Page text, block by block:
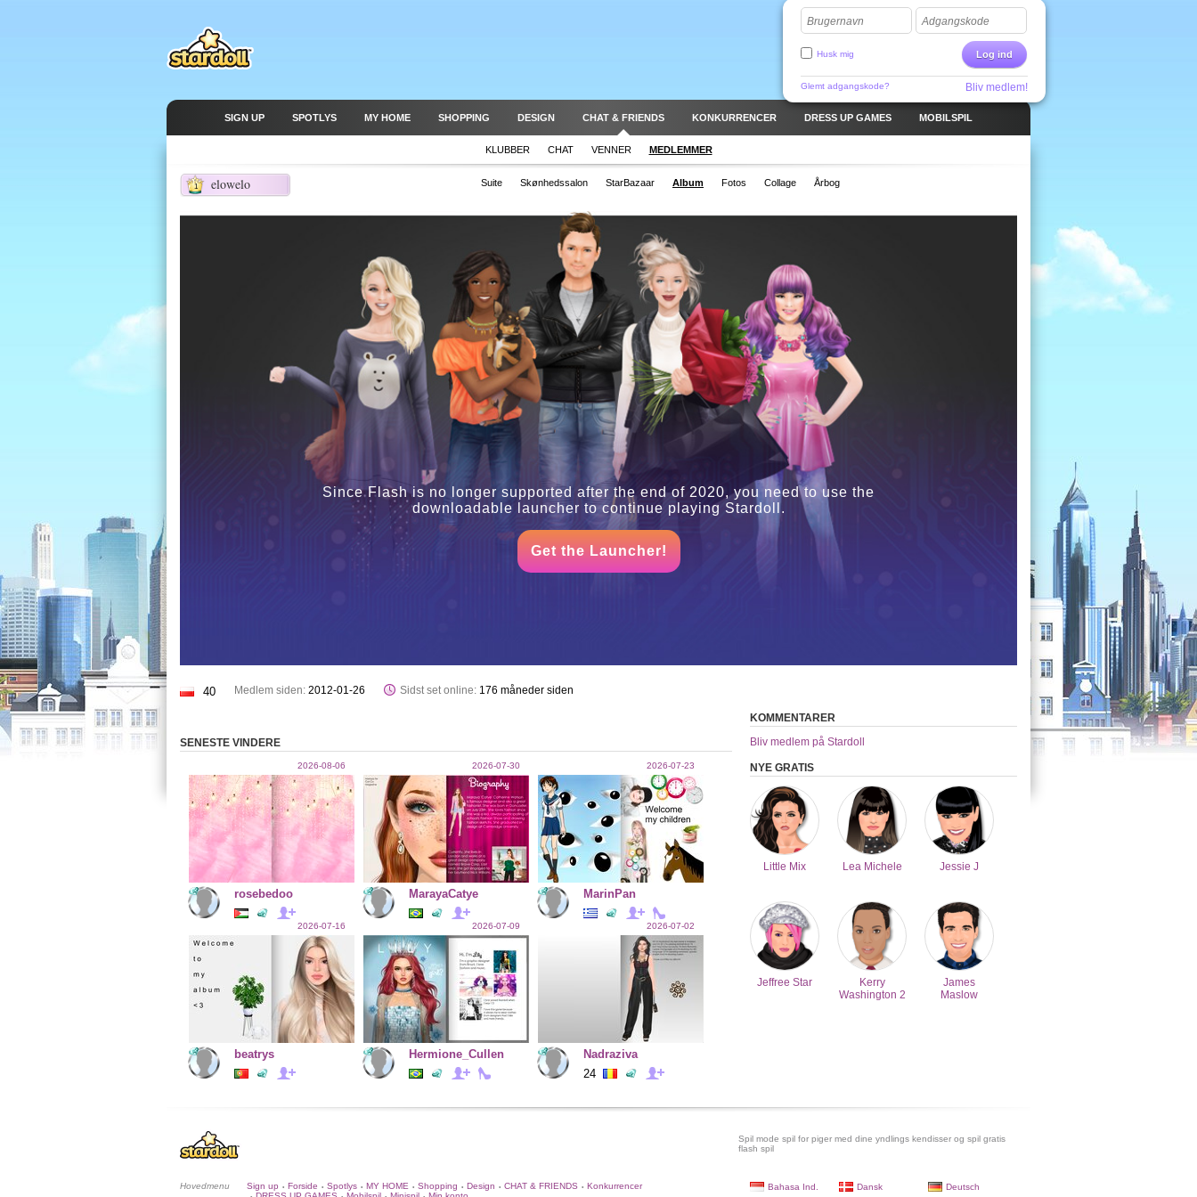
Brugernavn Adgangskode
Log ind
Husk mig
Glemt adgangskode? Bliv medlem!
SIGN UP SPOTLYS MY HOME SHOPPING DESIGN CHAT & FRIENDS KONKURRENCER DRESS UP GAMES MOBILSPIL
KLUBBER CHAT VENNER MEDLEMMER
elowelo
1 Suite Skønhedssalon StarBazaar Album Fotos Collage Årbog
Since Flash is no longer supported after the end of 2020, you need to use the
downloadable launcher to continue playing Stardoll.
Get the Launcher!
40 Medlem siden: 2012-01-26 Sidst set online: 176 måneder siden
SENESTE VINDERE
2026-08-06
rosebedoo
2026-07-30
MarayaCatye
2026-07-23
MarinPan
2026-07-16
beatrys
2026-07-09
Hermione_Cullen
2026-07-02
Nadraziva
24
KOMMENTARER
Bliv medlem på Stardoll
NYE GRATIS
Little Mix Lea Michele Jessie J
Jeffree Star
Kerry
Washington 2
James
Maslow
Spil mode spil for piger med dine yndlings kendisser og spil gratis
flash spil
Hovedmenu Sign up • Forside • Spotlys • MY HOME • Shopping • Design • CHAT & FRIENDS • Konkurrencer Bahasa Ind. Dansk
Deutsch